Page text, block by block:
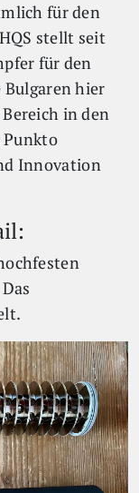
für den
stellt seit
für den
hier
in den
Punkto
Innovation